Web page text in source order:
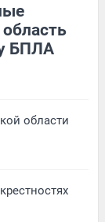
БПЛА
области